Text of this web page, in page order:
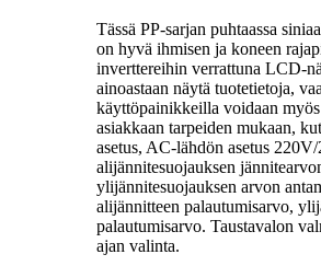
Tässä PP-sarjan puhtaassa
on hyvä ihmisen ja koneen
inverttereihin verrattuna LCD-
ainoastaan ​​näytä tuotetietoja,
käyttöpainikkeilla voidaan
asiakkaan tarpeiden mukaan,
asetus, AC-lähdön asetus
alijännitesuojauksen
ylijännitesuojauksen arvon
alijännitteen palautumisarvo,
palautumisarvo. Taustavalon
ajan valinta.